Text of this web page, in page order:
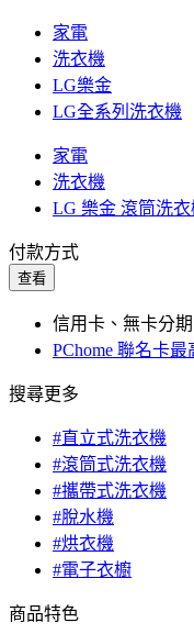
家電
洗衣機
LG樂金
LG全系列洗衣機
家電
洗衣機
LG 樂金 滾筒洗衣
付款方式
查看
信用卡、無卡分
PChome 聯名卡
搜尋更多
#直立式洗衣機
#滾筒式洗衣機
#攜帶式洗衣機
#脫水機
#烘衣機
#電子衣櫥
商品特色